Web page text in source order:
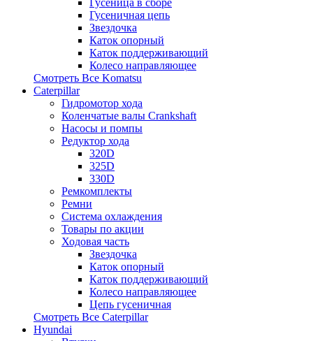
Гусеничная цепь
Звездочка
Каток опорный
Каток поддерживающий
Колесо направляющее
Смотреть Все Komatsu
Caterpillar
Гидромотор хода
Коленчатые валы Crankshaft
Насосы и помпы
Редуктор хода
320D
325D
330D
Ремкомплекты
Ремни
Система охлаждения
Товары по акции
Ходовая часть
Звездочка
Каток опорный
Каток поддерживающий
Колесо направляющее
Цепь гусеничная
Смотреть Все Caterpillar
Hyundai